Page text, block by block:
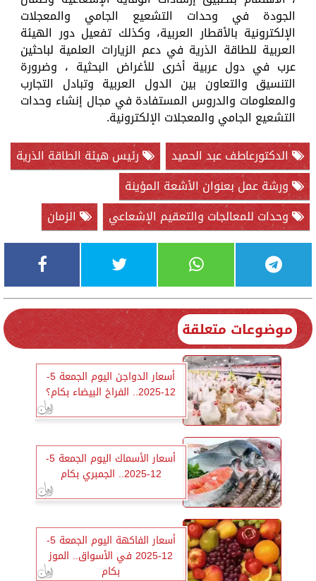
الجودة في وحدات التشعيع الجامي والمعجلات
الإلكترونية بالأقطار العربية، وكذلك تفعيل دور الهيئة
العربية للطاقة الذرية في دعم الزيارات العلمية لباحثين
عرب في دول عربية أخرى للأغراض البحثية ، وضرورة
التنسيق والتعاون بين الدول العربية وتبادل التجارب
والمعلومات والدروس المستفادة في مجال إنشاء وحدات
التشعيع الجامي والمعجلات الإلكترونية.
الدكتورعاطف عبد الحميد
رئيس هيئة الطاقة الذرية
ورشة عمل بعنوان الأشعة المؤينة
وحدات للمعالجات والتعقيم الإشعاعي
الزمان
موضوعات متعلقة
أسعار الدواجن اليوم الجمعة 5-
12-2025.. الفراخ البيضاء بكام؟
أسعار الأسماك اليوم الجمعة 5-
12-2025.. الجمبري بكام
أسعار الفاكهة اليوم الجمعة 5-
12-2025 في الأسواق.. الموز
بكام